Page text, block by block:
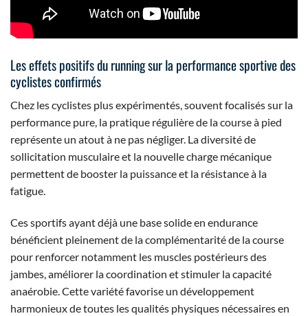
Les effets positifs du running sur la performance sportive des
cyclistes confirmés
Chez les cyclistes plus expérimentés, souvent focalisés sur la
performance pure, la pratique régulière de la course à pied
représente un atout à ne pas négliger. La diversité de
sollicitation musculaire et la nouvelle charge mécanique
permettent de booster la puissance et la résistance à la
fatigue.
Ces sportifs ayant déjà une base solide en endurance
bénéficient pleinement de la complémentarité de la course
pour renforcer notamment les muscles postérieurs des
jambes, améliorer la coordination et stimuler la capacité
anaérobie. Cette variété favorise un développement
harmonieux de toutes les qualités physiques nécessaires en